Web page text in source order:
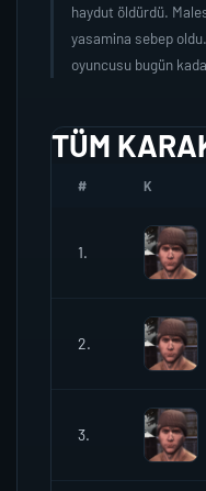
haydut öldürdü.
yasamina sebep
oyuncusu bugün
TÜM
# K
1.
2.
3.